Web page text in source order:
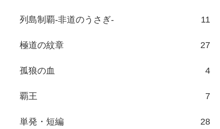
列島制覇-非道のうさぎ- 11
極道の紋章 27
孤狼の血 4
覇王 7
単発・短編 28